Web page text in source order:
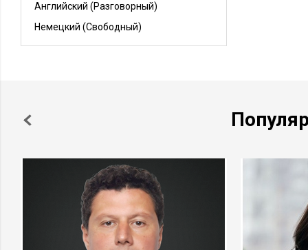
Английский (Разговорный)
Немецкий (Свободный)